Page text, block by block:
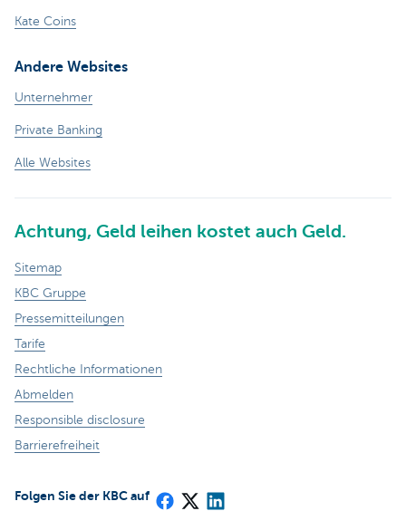
Kate Coins
Andere Websites
Unternehmer
Private Banking
Alle Websites
Achtung, Geld leihen kostet auch Geld.
Sitemap
KBC Gruppe
Pressemitteilungen
Tarife
Rechtliche Informationen
Abmelden
Responsible disclosure
Barrierefreiheit
Folgen Sie der KBC auf